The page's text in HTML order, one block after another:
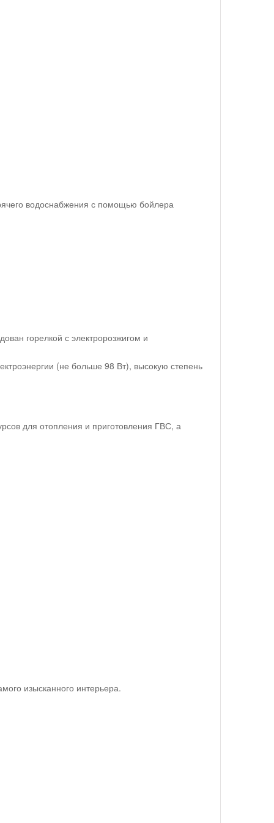
водоснабжения с помощью бойлера
горелкой с электророзжигом и
(не больше 98 Вт), высокую степень
для отопления и приготовления ГВС, а
изысканного интерьера.